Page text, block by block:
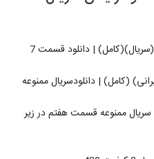
قسمت هفتم فصل دوم سریال ممنوعه (سریال)(کامل) | دانلود قسمت 7
(ایرانی) (کامل) | دانلودسریال ممنوعه